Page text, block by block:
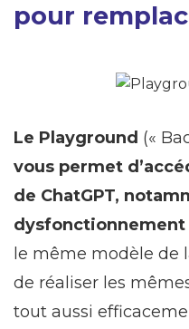
pour
Le Playground («
vous permet
de ChatGPT,
le même modèle de
de réaliser les
tout aussi